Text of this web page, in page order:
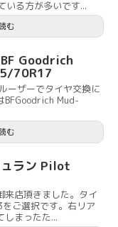
いる方が多いです...
む
BF Goodrich
70R17
ーザーでタイヤ交換に
BFGoodrich Mud-
む
ュラン Pilot
来店頂きました。タイ
ご選択です。右リア
しまったた...